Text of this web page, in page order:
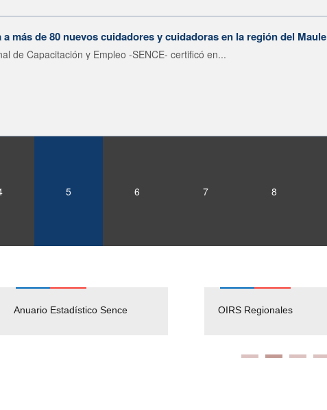
más de 80 nuevos cuidadores y cuidadoras en la región del Maule
de Capacitación y Empleo -SENCE- certificó en...
5 6 7 8
Anuario Estadístico Sence
Solicitud Audiencias y
OIRS Regionales